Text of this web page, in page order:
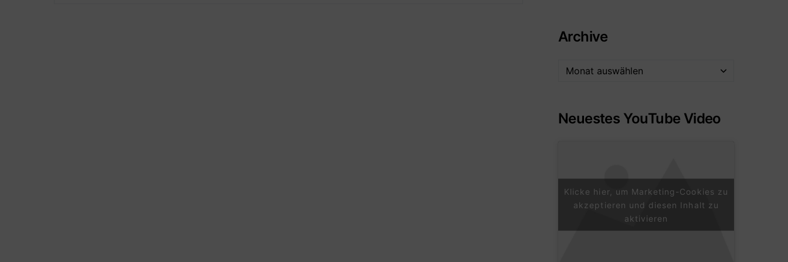
Archive
Neuestes YouTube Video
Klicke hier, um Marketing-Cookies zu
akzeptieren und diesen Inhalt zu
aktivieren